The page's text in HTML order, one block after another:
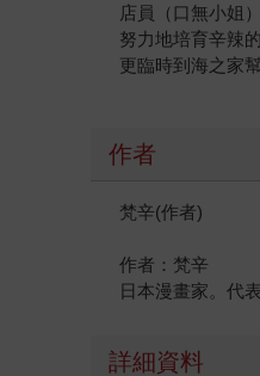
店員（口無小姐
努力地培育辛辣
更臨時到海之家
作者
梵辛(作者)
作者：梵辛
日本漫畫家。代
詳細資料